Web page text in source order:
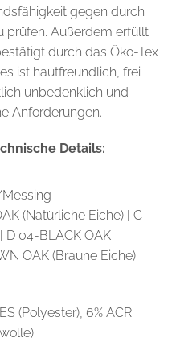
gegen durch
prüfen. Außerdem erfüllt
durch das Öko-Tex
ist hautfreundlich, frei
unbedenklich und
Anforderungen.
Details:
(Natürliche Eiche) | C
D 04-BLACK OAK
OAK (Braune Eiche)
(Polyester), 6% ACR